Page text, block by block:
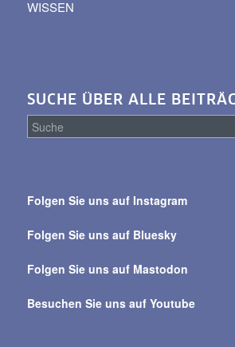
WISSEN
SUCHE ÜBER ALLE
alle
Folgen Sie uns auf Instagram
Folgen Sie uns auf Bluesky
Folgen Sie uns auf Mastodon
Besuchen Sie uns auf Youtube